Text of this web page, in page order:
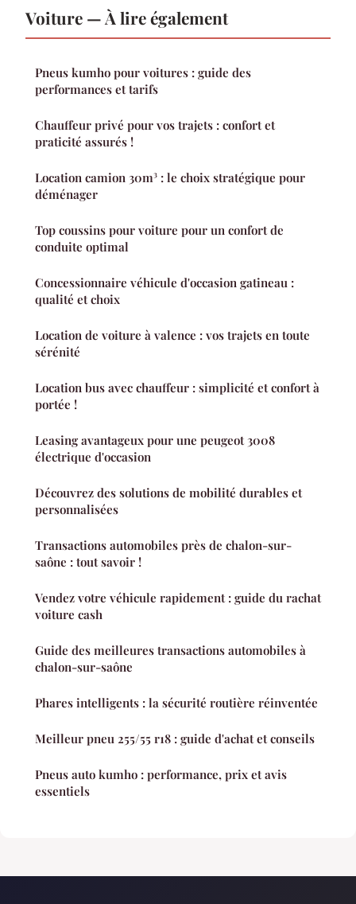
Voiture — À lire également
Pneus kumho pour voitures : guide des
performances et tarifs
Chauffeur privé pour vos trajets : confort et
praticité assurés !
Location camion 30m³ : le choix stratégique pour
déménager
Top coussins pour voiture pour un confort de
conduite optimal
Concessionnaire véhicule d'occasion gatineau :
qualité et choix
Location de voiture à valence : vos trajets en toute
sérénité
Location bus avec chauffeur : simplicité et confort à
portée !
Leasing avantageux pour une peugeot 3008
électrique d'occasion
Découvrez des solutions de mobilité durables et
personnalisées
Transactions automobiles près de chalon-sur-
saône : tout savoir !
Vendez votre véhicule rapidement : guide du rachat
voiture cash
Guide des meilleures transactions automobiles à
chalon-sur-saône
Phares intelligents : la sécurité routière réinventée
Meilleur pneu 255/55 r18 : guide d'achat et conseils
Pneus auto kumho : performance, prix et avis
essentiels